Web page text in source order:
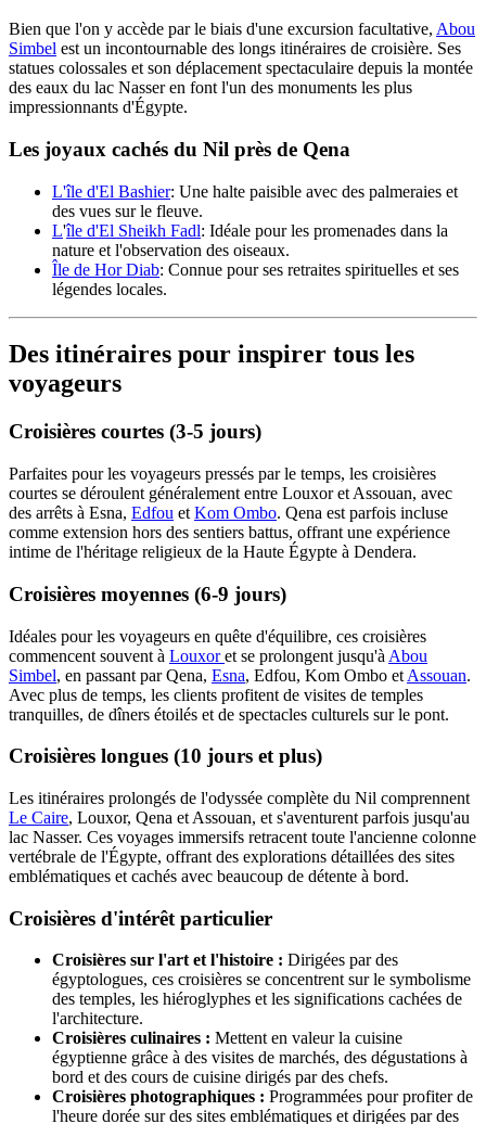
Bien que l'on y accède par le biais d'une excursion facultative, Abou
Simbel est un incontournable des longs itinéraires de croisière. Ses
statues colossales et son déplacement spectaculaire depuis la montée
des eaux du lac Nasser en font l'un des monuments les plus
impressionnants d'Égypte.
Les joyaux cachés du Nil près de Qena
L'île d'El Bashier: Une halte paisible avec des palmeraies et
des vues sur le fleuve.
L'île d'El Sheikh Fadl: Idéale pour les promenades dans la
nature et l'observation des oiseaux.
Île de Hor Diab: Connue pour ses retraites spirituelles et ses
légendes locales.
Des itinéraires pour inspirer tous les
voyageurs
Croisières courtes (3-5 jours)
Parfaites pour les voyageurs pressés par le temps, les croisières
courtes se déroulent généralement entre Louxor et Assouan, avec
des arrêts à Esna, Edfou et Kom Ombo. Qena est parfois incluse
comme extension hors des sentiers battus, offrant une expérience
intime de l'héritage religieux de la Haute Égypte à Dendera.
Croisières moyennes (6-9 jours)
Idéales pour les voyageurs en quête d'équilibre, ces croisières
commencent souvent à Louxoret se prolongent jusqu'à Abou
Simbel, en passant par Qena, Esna, Edfou, Kom Ombo et Assouan.
Avec plus de temps, les clients profitent de visites de temples
tranquilles, de dîners étoilés et de spectacles culturels sur le pont.
Croisières longues (10 jours et plus)
Les itinéraires prolongés de l'odyssée complète du Nil comprennent
Le Caire, Louxor, Qena et Assouan, et s'aventurent parfois jusqu'au
lac Nasser. Ces voyages immersifs retracent toute l'ancienne colonne
vertébrale de l'Égypte, offrant des explorations détaillées des sites
emblématiques et cachés avec beaucoup de détente à bord.
Croisières d'intérêt particulier
Croisières sur l'art et l'histoire : Dirigées par des
égyptologues, ces croisières se concentrent sur le symbolisme
des temples, les hiéroglyphes et les significations cachées de
l'architecture.
Croisières culinaires : Mettent en valeur la cuisine
égyptienne grâce à des visites de marchés, des dégustations à
bord et des cours de cuisine dirigés par des chefs.
Croisières photographiques : Programmées pour profiter de
l'heure dorée sur des sites emblématiques et dirigées par des